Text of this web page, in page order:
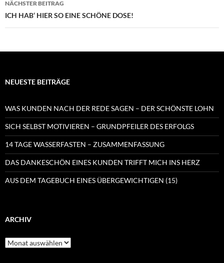
NÄCHSTER BEITRAG
ICH HAB‘ HIER SO EINE SCHÖNE DOSE!
NEUESTE BEITRÄGE
WAS KUNDEN NACH DER REDE SAGEN – DER SCHÖNSTE LOHN
SICH SELBST MOTIVIEREN – GRUNDPFEILER DES ERFOLGS
14 TAGE WASSERFASTEN – ZUSAMMENFASSUNG
DAS DANKESCHÖN EINES KUNDEN TRIFFT MICH INS HERZ
AUS DEM TAGEBUCH EINES ÜBERGEWICHTIGEN (15)
ARCHIV
Archiv